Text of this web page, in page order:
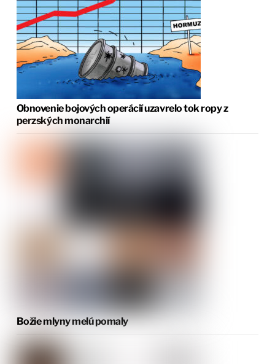
Obnovenie bojových operácií uzavrelo tok ropy z
perzských monarchií
Božie mlyny melú pomaly